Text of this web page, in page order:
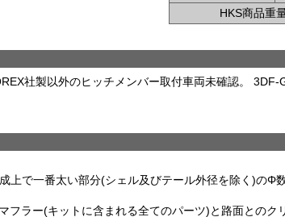
HKS商品重
社製以外のヒッチメンバー取付車両未確認。 3DF-
上で一番太い部分(シェル及びテール外径を除く)のΦ数
フラー(キットに含まれる全てのパーツ)と路面とのク